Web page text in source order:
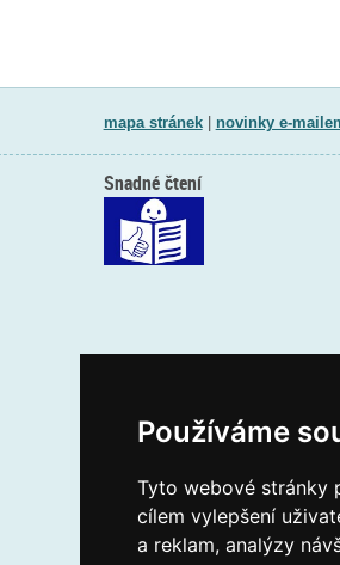
Používáme
Tyto webové stránky
cílem vylepšení
a reklam, analýzy
mapa stránek| novinky e-
Snadné čtení